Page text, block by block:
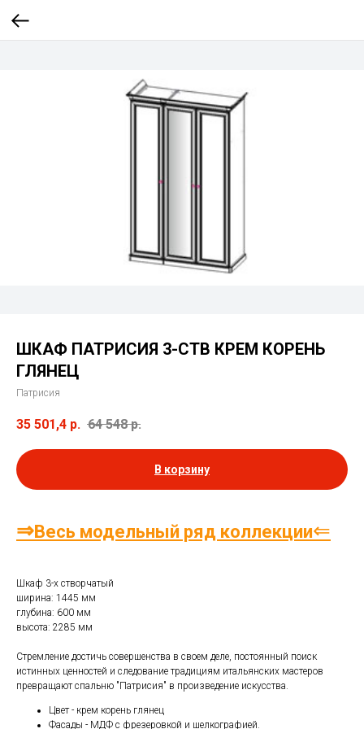
ШКАФ ПАТРИСИЯ 3-СТВ КРЕМ КОРЕНЬ
ГЛЯНЕЦ
Патрисия
35 501,4 р. 64 548 р.
В корзину
⇒Весь модельный ряд коллекции⇐
Шкаф 3-х створчатый
ширина: 1445 мм
глубина: 600 мм
высота: 2285 мм
Стремление достичь совершенства в своем деле, постоянный поиск
истинных ценностей и следование традициям итальянских мастеров
превращают спальню "Патрисия" в произведение искусства.
Цвет - крем корень глянец
Фасады - МДФ с фрезеровкой и шелкографией.